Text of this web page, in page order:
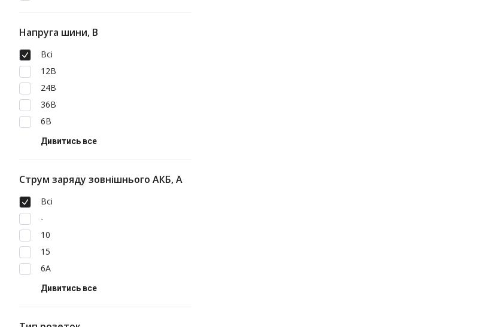
Напруга шини, В
Всі
12В
24В
36В
6В
Дивитись все
Струм заряду зовнішнього АКБ, А
Всі
-
10
15
6A
Дивитись все